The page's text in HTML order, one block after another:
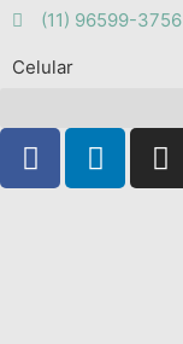
(11) 96599-3756
Celular